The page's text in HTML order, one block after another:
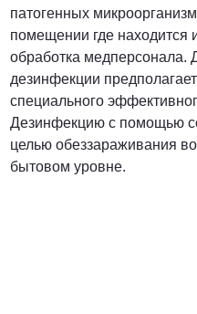
патогенных
помещении где находится
обработка медперсонала.
дезинфекции
специального
Дезинфекцию с помощью
целью обеззараживания
бытовом уровне.